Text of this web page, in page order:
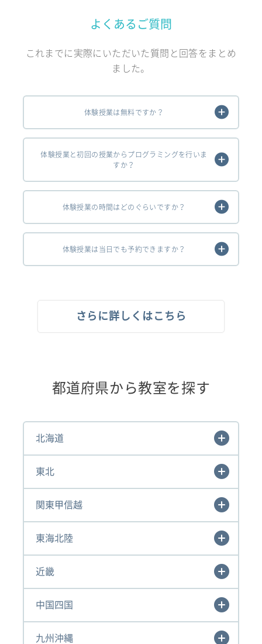
よくあるご質問
これまでに実際にいただいた質問と回答をまとめ
ました。
体験授業は無料ですか？
体験授業と初回の授業からプログラミングを行いま
すか？
体験授業の時間はどのぐらいですか？
体験授業は当日でも予約できますか？
さらに詳しくはこちら
都道府県から教室を探す
北海道
東北
関東甲信越
東海北陸
近畿
中国四国
九州沖縄